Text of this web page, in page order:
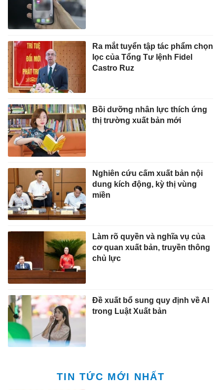
Ra mắt tuyển tập tác phẩm chọn
lọc của Tổng Tư lệnh Fidel
Castro Ruz
Bồi dưỡng nhân lực thích ứng
thị trường xuất bản mới
Nghiên cứu cấm xuất bản nội
dung kích động, kỳ thị vùng
miền
Làm rõ quyền và nghĩa vụ của
cơ quan xuất bản, truyền thông
chủ lực
Đề xuất bổ sung quy định về AI
trong Luật Xuất bản
TIN TỨC MỚI NHẤT